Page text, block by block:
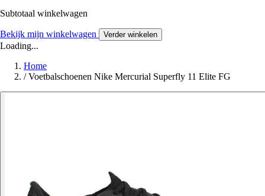
Subtotaal winkelwagen
Bekijk mijn winkelwagen Verder winkelen
Loading...
Home
/ Voetbalschoenen Nike Mercurial Superfly 11 Elite FG